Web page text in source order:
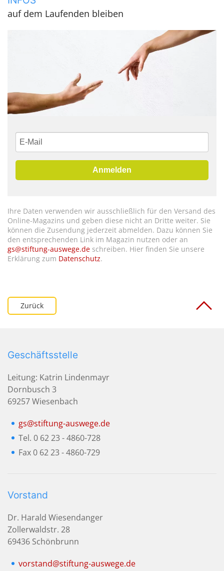
auf dem Laufenden bleiben
Anmelden
Ihre Daten verwenden wir ausschließlich für den Versand des
Online-Magazins und geben diese nicht an Dritte weiter. Sie
können die Zusendung jederzeit abmelden. Dazu können Sie
den entsprechenden Link im Magazin nutzen oder an
gs@stiftung-auswege.de schreiben. Hier finden Sie unsere
Erklärung zum Datenschutz.
Zurück
Geschäftsstelle
Leitung: Katrin Lindenmayr
Dornbusch 3
69257 Wiesenbach
gs@stiftung-auswege.de
Tel. 0 62 23 - 4860-728
Fax 0 62 23 - 4860-729
Vorstand
Dr. Harald Wiesendanger
Zollerwaldstr. 28
69436 Schönbrunn
vorstand@stiftung-auswege.de